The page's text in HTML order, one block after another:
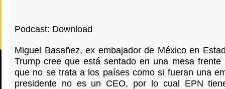
Podcast: Download
Miguel Basañez, ex embajador de México en
Trump cree que está sentado en una mesa
que no se trata a los países como si fueran una
presidente no es un CEO, por lo cual EPN